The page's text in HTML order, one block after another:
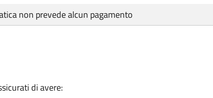
non prevede alcun pagamento
di avere: